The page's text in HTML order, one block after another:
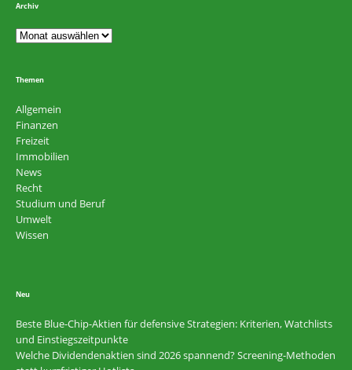
Archiv
Themen
Allgemein
Finanzen
Freizeit
Immobilien
News
Recht
Studium und Beruf
Umwelt
Wissen
Neu
Beste Blue-Chip-Aktien für defensive Strategien: Kriterien, Watchlists
und Einstiegszeitpunkte
Welche Dividendenaktien sind 2026 spannend? Screening-Methoden